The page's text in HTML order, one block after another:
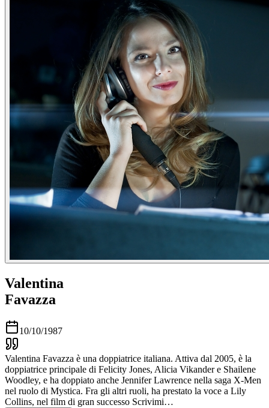
Valentina
Favazza
10/10/1987
Valentina Favazza è una doppiatrice italiana. Attiva dal 2005, è la
doppiatrice principale di Felicity Jones, Alicia Vikander e Shailene
Woodley, e ha doppiato anche Jennifer Lawrence nella saga X-Men
nel ruolo di Mystica. Fra gli altri ruoli, ha prestato la voce a Lily
Collins, nel film di gran successo Scrivimi…